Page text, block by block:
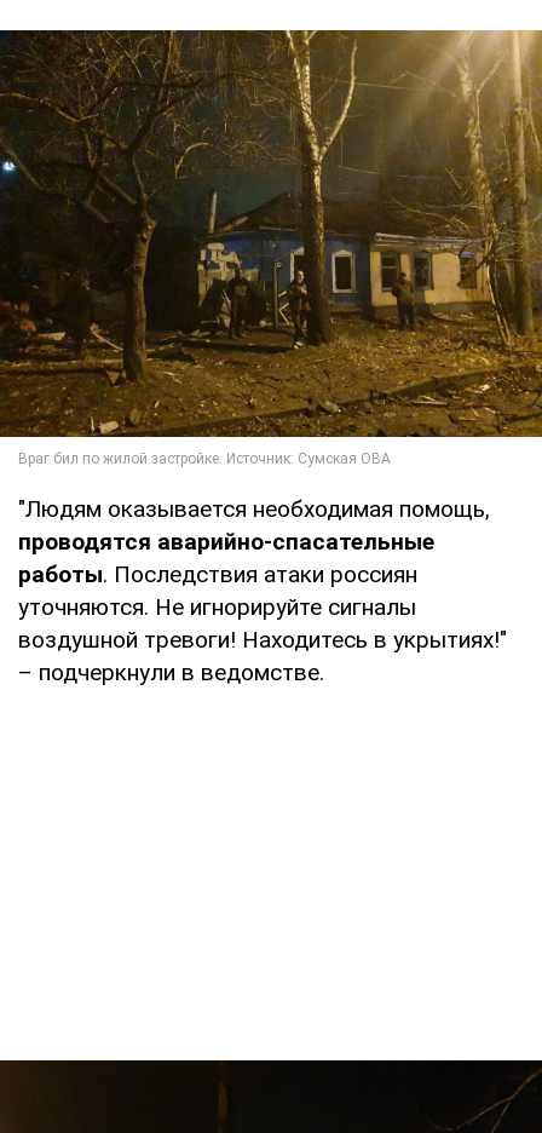
"Людям оказывается необходимая помощь,
проводятся аварийно-спасательные
работы. Последствия атаки россиян
уточняются. Не игнорируйте сигналы
воздушной тревоги! Находитесь в укрытиях!"
– подчеркнули в ведомстве.